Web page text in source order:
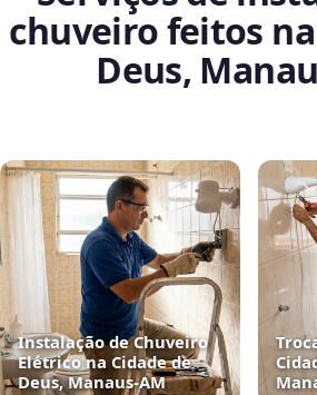
chuveiro feitos
Deus,
Instalação de Chuveiro
Elétrico na Cidade de
Deus, Manaus‑AM